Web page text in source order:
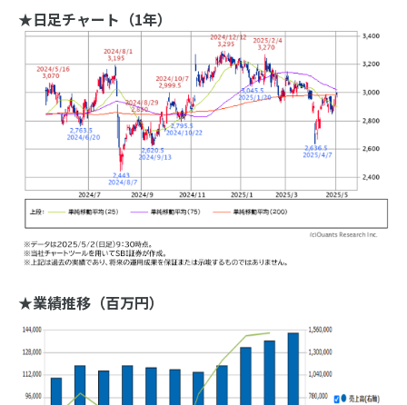
★日足チャート（1年）
★業績推移（百万円）